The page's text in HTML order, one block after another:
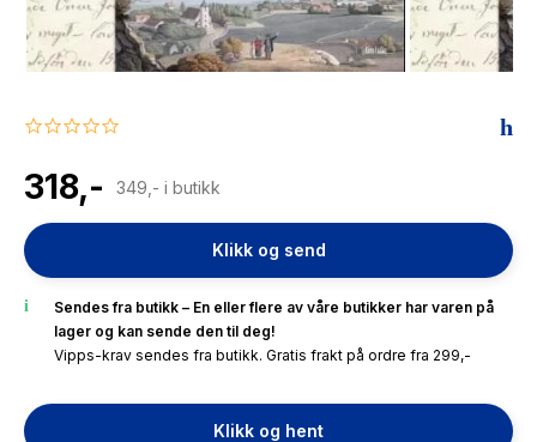
0.0
rating
318,- 349,- i butikk
Klikk og send
Sendes fra butikk – En eller flere av våre butikker har varen på
lager og kan sende den til deg!
Vipps-krav sendes fra butikk. Gratis frakt på ordre fra 299,-
Klikk og hent